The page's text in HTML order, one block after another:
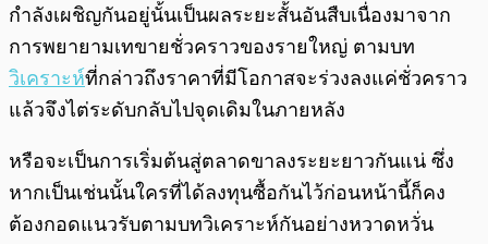
กำลังเผชิญกันอยู่นั้นเป็นผลระยะสั้นอันสืบเนื่องมาจาก
การพยายามเทขายชั่วคราวของรายใหญ่ ตามบท
วิเคราะห์ที่กล่าวถึงราคาที่มีโอกาสจะร่วงลงแค่ชั่วคราว
แล้วจึงไต่ระดับกลับไปจุดเดิมในภายหลัง
หรือจะเป็นการเริ่มต้นสู่ตลาดขาลงระยะยาวกันแน่ ซึ่ง
หากเป็นเช่นนั้นใครที่ได้ลงทุนซื้อกันไว้ก่อนหน้านี้ก็คง
ต้องกอดแนวรับตามบทวิเคราะห์กันอย่างหวาดหวั่น